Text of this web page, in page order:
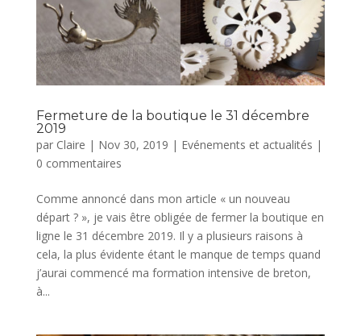
Fermeture de la boutique le 31 décembre
2019
par Claire | Nov 30, 2019 | Evénements et actualités |
0 commentaires
Comme annoncé dans mon article « un nouveau
départ ? », je vais être obligée de fermer la boutique en
ligne le 31 décembre 2019. Il y a plusieurs raisons à
cela, la plus évidente étant le manque de temps quand
j’aurai commencé ma formation intensive de breton,
à...